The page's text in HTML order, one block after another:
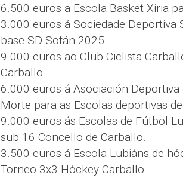
6.500 euros a Escola Basket Xiria
3.000 euros á Sociedade
base SD Sofán 2025.
9.000 euros ao Club Ciclista
Carballo.
6.000 euros á Asociación
Morte para as Escolas deportivas
9.000 euros ás Escolas de Fútbol
sub 16 Concello de Carballo.
3.500 euros á Escola Lubiáns de
Torneo 3x3 Hóckey Carballo.